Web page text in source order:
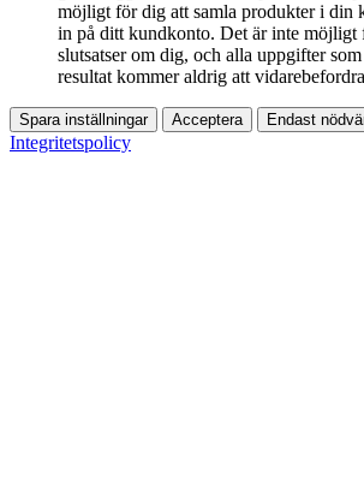
möjligt för dig att samla produkter i din
in på ditt kundkonto. Det är inte möjligt
slutsatser om dig, och alla uppgifter
resultat kommer aldrig att
Spara inställningar Acceptera Endast
Integritetspolicy